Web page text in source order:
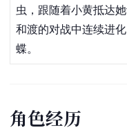
小黄（漫画）的巴大
一开始是小毛虫，是
蝶。